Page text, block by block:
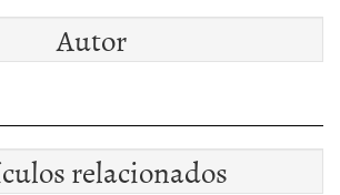
Autor
relacionados